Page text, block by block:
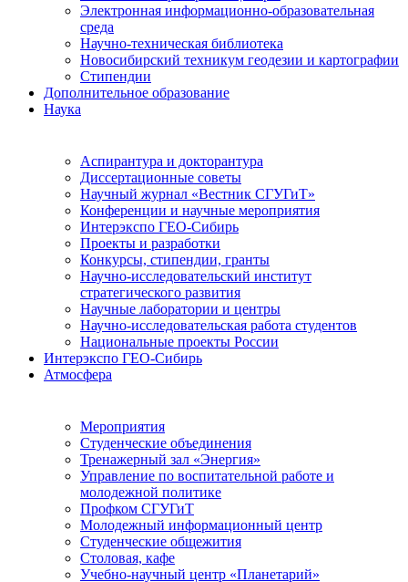
Электронная информационно-образовательная
среда
Научно-техническая библиотека
Новосибирский техникум геодезии и картографии
Стипендии
Дополнительное образование
Наука
Аспирантура и докторантура
Диссертационные советы
Научный журнал «Вестник СГУГиТ»
Конференции и научные мероприятия
Интерэкспо ГЕО-Сибирь
Проекты и разработки
Конкурсы, стипендии, гранты
Научно-исследовательский институт
стратегического развития
Научные лаборатории и центры
Научно-исследовательская работа студентов
Национальные проекты России
Интерэкспо ГЕО-Сибирь
Атмосфера
Мероприятия
Студенческие объединения
Тренажерный зал «Энергия»
Управление по воспитательной работе и
молодежной политике
Профком СГУГиТ
Молодежный информационный центр
Студенческие общежития
Столовая, кафе
Учебно-научный центр «Планетарий»